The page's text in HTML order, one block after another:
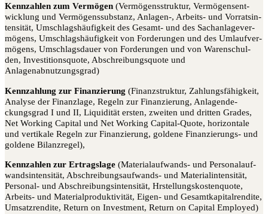
Kenn­zah­len zum Ver­mö­gen (Ver­mö­gens­struk­tur, Ver­mö­gens­ent­
wick­lung und Ver­mö­gens­sub­stanz, Anlagen‑, Arbeits- und Vor­rats­in­
ten­si­tät, Umschlags­häu­fig­keit des Gesamt- und des Sach­an­la­ge­ver­
mö­gens, Umschlags­häu­fig­keit von For­de­run­gen und des Umlauf­ver­
mö­gens, Umschlags­dau­er von For­de­run­gen und von Waren­schul­
den, Inves­ti­ti­ons­quo­te, Abschrei­bungs­quo­te und
Anlagenabnutzungsgrad)
Kenn­zah­lung zur Finan­zie­rung (Finanz­struk­tur, Zah­lungs­fä­hig­keit,
Ana­ly­se der Finanz­la­ge, Regeln zur Finan­zie­rung, Anla­gen­de­
ckungs­grad I und II, Liqui­di­tät ers­ten, zwei­ten und drit­ten Gra­des,
Net Working Capi­tal und Net Working Capi­tal-Quo­te, hori­zon­ta­le
und ver­ti­ka­le Regeln zur Finan­zie­rung, gol­de­ne Finan­zie­rungs- und
gol­de­ne Bilanzregel),
Kenn­zah­len zur Ertrags­la­ge (Mate­ri­al­auf­wands- und Per­so­nal­auf­
wands­in­ten­si­tät, Abschrei­bungs­auf­wands- und Mate­ri­al­in­ten­si­tät,
Per­so­nal- und Abschrei­bungs­in­ten­si­tät, Hrstel­lungs­kos­ten­quo­te,
Arbeits- und Mate­ri­al­pro­duk­ti­vi­tät, Eigen- und Gesamt­ka­pi­tal­ren­di­te,
Umsatz­ren­di­te, Return on Invest­ment, Return on Capi­tal Employed)